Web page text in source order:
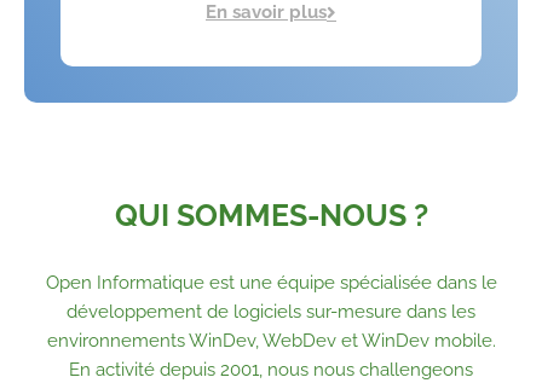
En savoir plus
QUI SOMMES-NOUS ?
Open Informatique est une équipe spécialisée dans le
développement de logiciels sur-mesure dans les
environnements WinDev, WebDev et WinDev mobile.
En activité depuis 2001, nous nous challengeons